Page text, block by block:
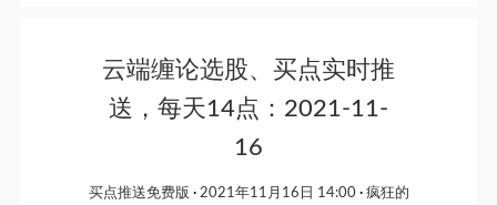
云端缠论选股、买点实时推
送，每天14点：2021-11-
16
买点推送免费版 2021年11月16日 14:00
疯狂的